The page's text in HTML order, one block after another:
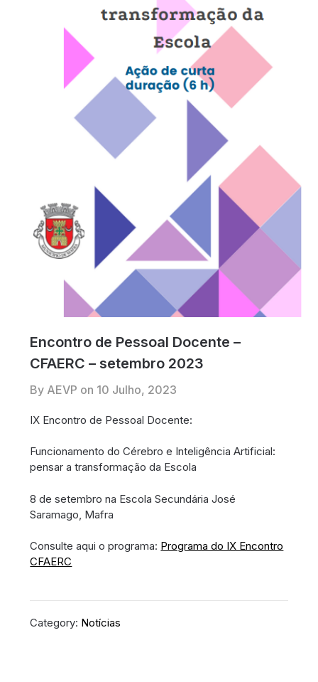
Encontro de Pessoal Docente –
CFAERC – setembro 2023
By AEVP on 10 Julho, 2023
IX Encontro de Pessoal Docente:
Funcionamento do Cérebro e Inteligência Artificial:
pensar a transformação da Escola
8 de setembro na Escola Secundária José
Saramago, Mafra
Consulte aqui o programa: Programa do IX Encontro
CFAERC
Category: Notícias